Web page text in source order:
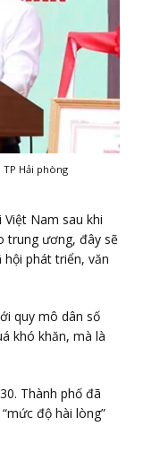
Hải phòng
Nam sau khi
trung ương, đây sẽ
phát triển, văn
quy mô dân số
khó khăn, mà là
Thành phố đã
độ hài lòng”